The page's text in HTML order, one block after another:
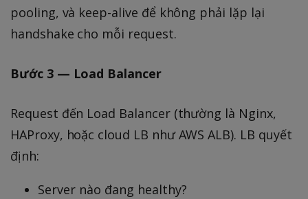
pooling, và keep-alive để không phải lặp lại
handshake cho mỗi request.
Bước 3 — Load Balancer
Request đến Load Balancer (thường là Nginx,
HAProxy, hoặc cloud LB như AWS ALB). LB quyết
định:
Server nào đang healthy?